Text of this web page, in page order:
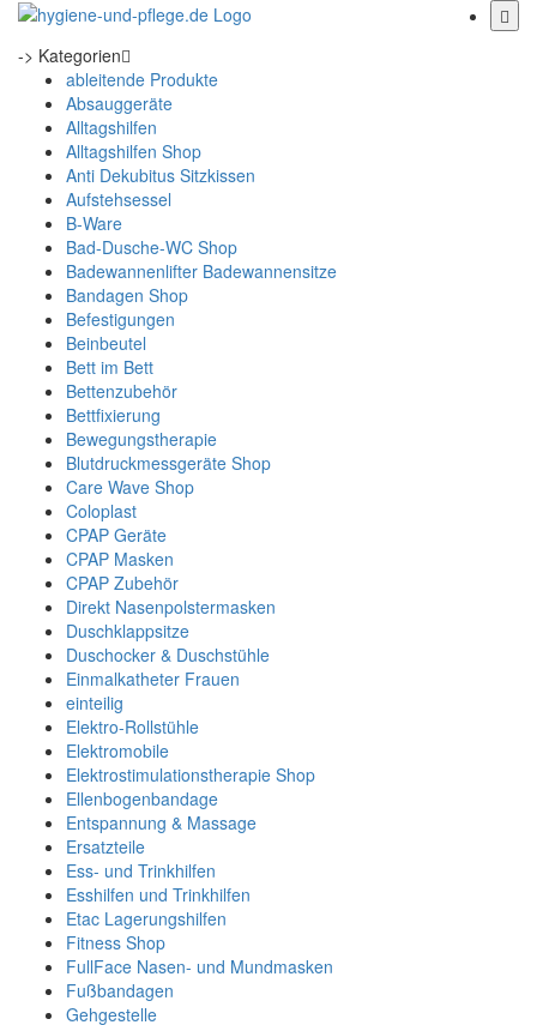
-> Kategorien
ableitende Produkte
Absauggeräte
Alltagshilfen
Alltagshilfen Shop
Anti Dekubitus Sitzkissen
Aufstehsessel
B-Ware
Bad-Dusche-WC Shop
Badewannenlifter Badewannensitze
Bandagen Shop
Befestigungen
Beinbeutel
Bett im Bett
Bettenzubehör
Bettfixierung
Bewegungstherapie
Blutdruckmessgeräte Shop
Care Wave Shop
Coloplast
CPAP Geräte
CPAP Masken
CPAP Zubehör
Direkt Nasenpolstermasken
Duschklappsitze
Duschocker & Duschstühle
Einmalkatheter Frauen
einteilig
Elektro-Rollstühle
Elektromobile
Elektrostimulationstherapie Shop
Ellenbogenbandage
Entspannung & Massage
Ersatzteile
Ess- und Trinkhilfen
Esshilfen und Trinkhilfen
Etac Lagerungshilfen
Fitness Shop
FullFace Nasen- und Mundmasken
Fußbandagen
Gehgestelle